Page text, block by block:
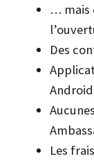
… mais
Des
Les